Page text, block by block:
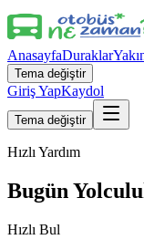
AnasayfaDuraklar
Tema değiştir
Giriş YapKaydol
Tema değiştir
Hızlı Yardım
Bugün
Hızlı Bul